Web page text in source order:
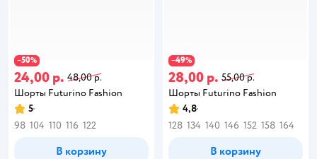
−50%
24,00 р. 48,00 р.
Шорты Futurino Fashion
5
98 104 110 116 122
В корзину
−49%
28,00 р. 55,00 р.
Шорты Futurino Fashion
4,8
128 134 140 146 152 158 164
В корзину